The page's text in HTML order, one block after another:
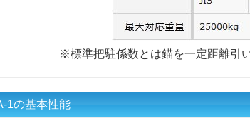
※標準把駐係数とは錨を一定距離引
1の基本性能